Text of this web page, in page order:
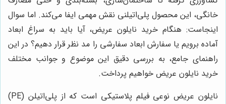
خانگی، این محصول پلی‌اتیلنی نقش مهمی ایفا می‌کند. اما سوال
اینجاست: هنگام خرید نایلون عریض، آیا باید به سراغ ابعاد
آماده برویم یا سفارش ابعاد سفارشی را مد نظر قرار دهیم؟ در این
راهنمای جامع، به بررسی دقیق این موضوع و جوانب مختلف
خرید نایلون عریض خواهیم پرداخت.
نایلون عریض نوعی فیلم پلاستیکی است که از پلی‌اتیلن (PE)